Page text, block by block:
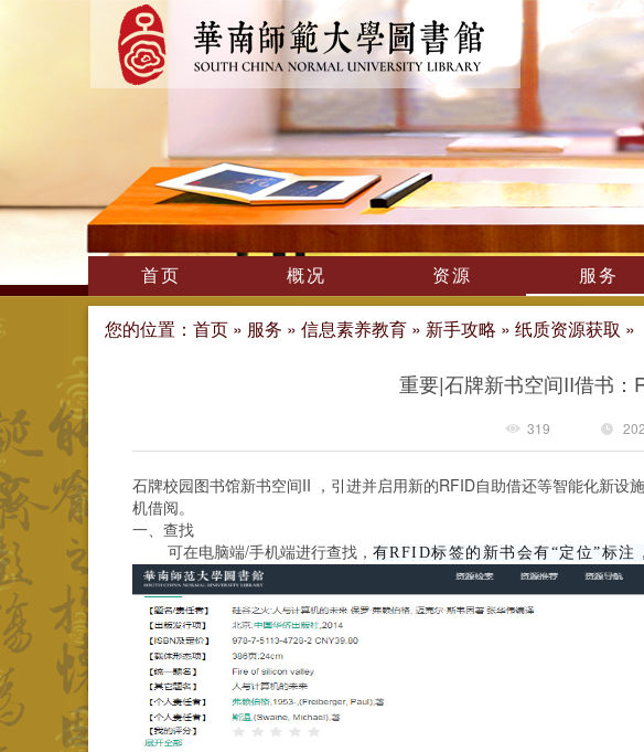
首页 概况 资源 服务
您的位置： 首页 » 服务 » 信息素养教育 » 新手攻略 » 纸质资源获取 »
重要|石牌新书空间II借书：
319
石牌校园图书馆新书空间II ，引进并启用新的RFID自助借还等智能化新设
机借阅。
一、查找
可在电脑端/手机端进行查找， 有RFID标签的新书会有“定位”标注